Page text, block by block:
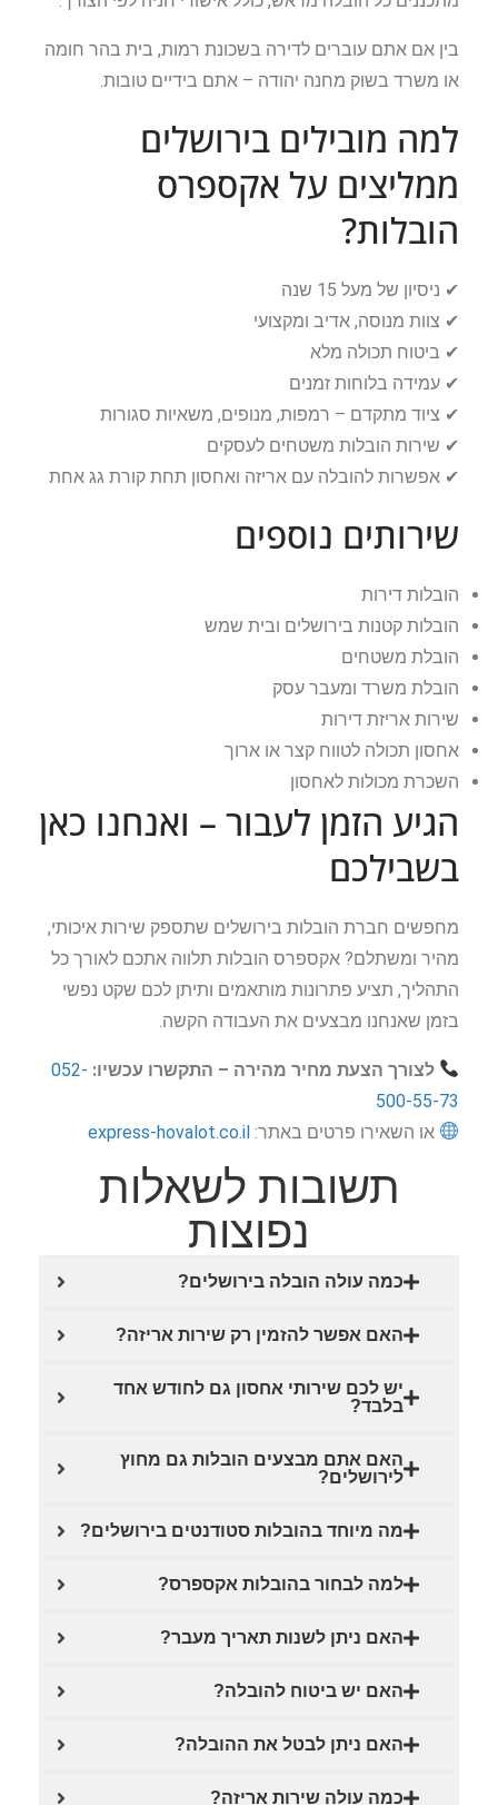
בין אם אתם עוברים לדירה בשכונת רמות, בית בהר חומה
או משרד בשוק מחנה יהודה – אתם בידיים טובות.
למה מובילים בירושלים
ממליצים על אקספרס
הובלות?
✔ ניסיון של מעל 15 שנה
✔ צוות מנוסה, אדיב ומקצועי
✔ ביטוח תכולה מלא
✔ עמידה בלוחות זמנים
✔ ציוד מתקדם – רמפות, מנופים, משאיות סגורות
✔ שירות הובלות משטחים לעסקים
✔ אפשרות להובלה עם אריזה ואחסון תחת קורת גג אחת
שירותים נוספים
הובלות דירות
הובלות קטנות בירושלים ובית שמש
הובלת משטחים
הובלת משרד ומעבר עסק
שירות אריזת דירות
אחסון תכולה לטווח קצר או ארוך
השכרת מכולות לאחסון
הגיע הזמן לעבור – ואנחנו כאן
בשבילכם
מחפשים חברת הובלות בירושלים שתספק שירות איכותי,
מהיר ומשתלם? אקספרס הובלות תלווה אתכם לאורך כל
התהליך, תציע פתרונות מותאמים ותיתן לכם שקט נפשי
בזמן שאנחנו מבצעים את העבודה הקשה.
לצורך הצעת מחיר מהירה – התקשרו עכשיו: 052-
500-55-73
או השאירו פרטים באתר:express-hovalot.co.il
תשובות לשאלות
נפוצות
כמה עולה הובלה בירושלים?
האם אפשר להזמין רק שירות אריזה?
יש לכם שירותי אחסון גם לחודש אחד
בלבד?
האם אתם מבצעים הובלות גם מחוץ
לירושלים?
מה מיוחד בהובלות סטודנטים בירושלים?
למה לבחור בהובלות אקספרס?
האם ניתן לשנות תאריך מעבר?
האם יש ביטוח להובלה?
האם ניתן לבטל את ההובלה?
כמה עולה שירות אריזה?